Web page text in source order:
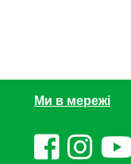
Ми в мережі